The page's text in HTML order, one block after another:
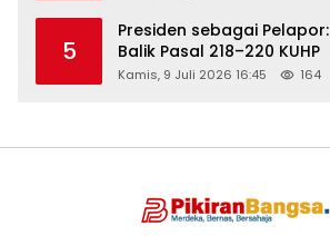
5
Presiden sebagai
Balik Pasal 218–220 KUHP
Kamis, 9 Juli 2026 16:45 164